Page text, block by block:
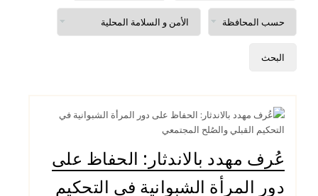
عُرف مهدد بالاندثار: الحفاظ على
دور المرأة الشبوانية في التحكيم